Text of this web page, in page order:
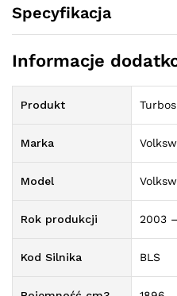
Specyfikacja
Informacje
Produkt
Marka
Model
Rok produkcji 2003
Kod Silnika BLS